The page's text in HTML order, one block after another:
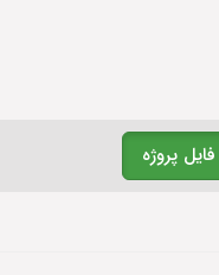
فایل پروژه